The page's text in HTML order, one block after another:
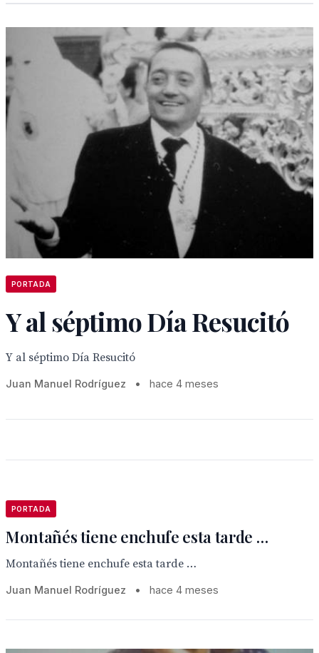
PORTADA
Y al séptimo Día Resucitó
Y al séptimo Día Resucitó
Juan Manuel Rodríguez • hace 4 meses
PORTADA
Montañés tiene enchufe esta tarde …
Montañés tiene enchufe esta tarde …
Juan Manuel Rodríguez • hace 4 meses